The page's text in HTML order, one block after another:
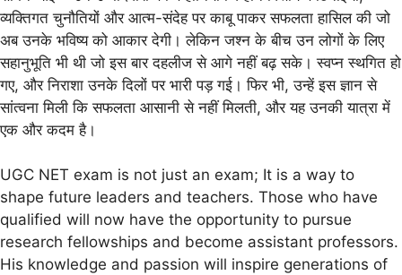
व्यक्तिगत चुनौतियों और आत्म-संदेह पर काबू पाकर सफलता हासिल की जो
अब उनके भविष्य को आकार देगी। लेकिन जश्न के बीच उन लोगों के लिए
सहानुभूति भी थी जो इस बार दहलीज से आगे नहीं बढ़ सके। स्वप्न स्थगित हो
गए, और निराशा उनके दिलों पर भारी पड़ गई। फिर भी, उन्हें इस ज्ञान से
सांत्वना मिली कि सफलता आसानी से नहीं मिलती, और यह उनकी यात्रा में
एक और कदम है।
UGC NET exam is not just an exam; It is a way to
shape future leaders and teachers. Those who have
qualified will now have the opportunity to pursue
research fellowships and become assistant professors.
His knowledge and passion will inspire generations of